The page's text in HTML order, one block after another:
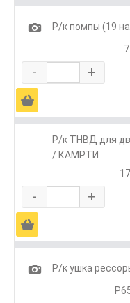
1
Р/к помпы (19
- +
Ä
Р/к ТНВД для
/ КАМРТИ
- +
Ä
1
Р/к ушка